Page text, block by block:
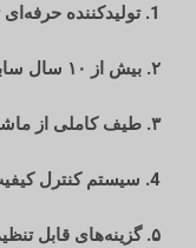
1. تولیدکننده حرفه‌ای تراش چوب CNC
۲. بیش از ۱۰ سال سابقه در صنعت
۳. طیف کاملی از ماشین‌های خراطی چوب
4. سیستم کنترل کیفیت دقیق
۵. گزینه‌های قابل تنظیم دستگاه